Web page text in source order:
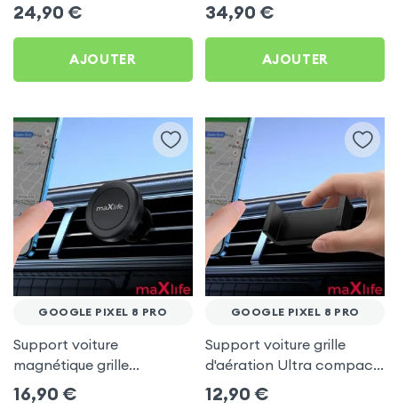
24,90 €
AJOUTER
34,90 €
AJOUTER
GOOGLE PIXEL 8 PRO
Support voiture
magnétique grille
d'aération - maXlife pour
Google Pixel 8 Pro
16,90 €
GOOGLE PIXEL 8 PRO
Support voiture grille
d'aération Ultra compact
pour Google Pixel 8 Pro
12,90 €